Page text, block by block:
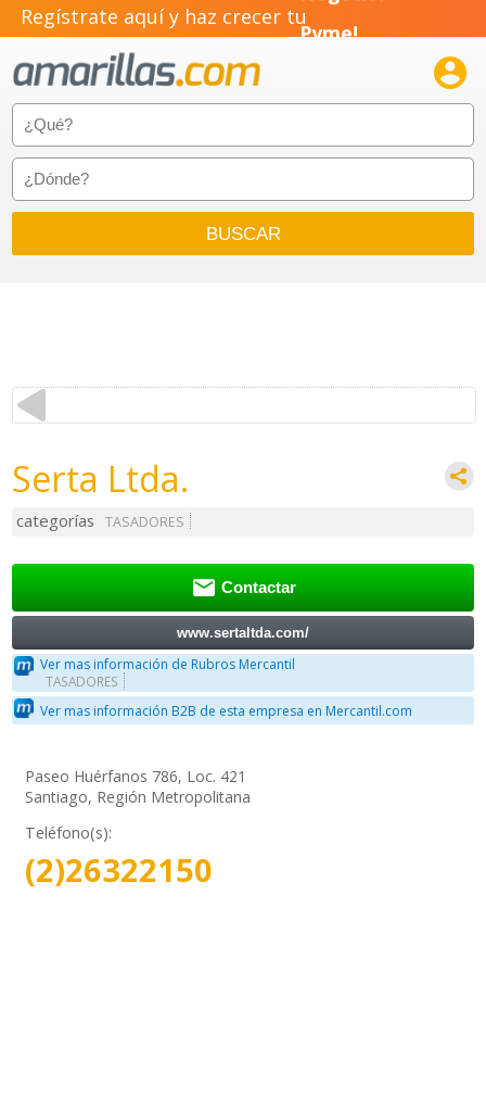
Regístrate aquí y haz crecer tuNegocio!
Emprendimiento!

Serta Ltda.
categorías TASADORES
 Contactar
www.sertaltda.com/
Ver mas información de Rubros Mercantil
TASADORES
Ver mas información B2B de esta empresa en Mercantil.com
Paseo Huérfanos 786, Loc. 421
Santiago, Región Metropolitana
Teléfono(s):
(2)26322150